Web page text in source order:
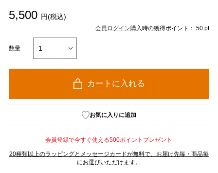
5,500 円(税込)
会員ログイン購入時の獲得ポイント： 50 pt
数量
カートに入れる
お気に入りに追加
会員登録で今すぐ使える500ポイントプレゼント
20種類以上のラッピングとメッセージカードが無料で、お届け先毎・商品毎
にお選びいただけます。